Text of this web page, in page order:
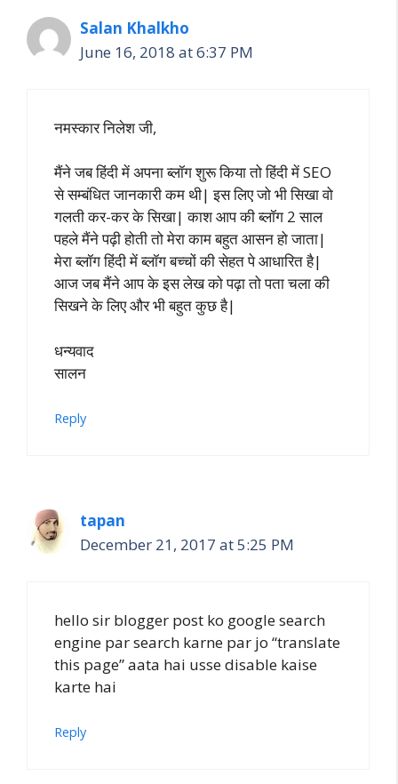
Salan Khalkho
June 16, 2018 at 6:37 PM
नमस्कार निलेश जी,
मैंने जब हिंदी में अपना ब्लॉग शुरू किया तो हिंदी में SEO
से सम्बंधित जानकारी कम थी| इस लिए जो भी सिखा वो
गलती कर-कर के सिखा| काश आप की ब्लॉग 2 साल
पहले मैंने पढ़ी होती तो मेरा काम बहुत आसन हो जाता|
मेरा ब्लॉग हिंदी में ब्लॉग बच्चों की सेहत पे आधारित है|
आज जब मैंने आप के इस लेख को पढ़ा तो पता चला की
सिखने के लिए और भी बहुत कुछ है|
धन्यवाद
सालन
Reply
tapan
December 21, 2017 at 5:25 PM
hello sir blogger post ko google search
engine par search karne par jo “translate
this page” aata hai usse disable kaise
karte hai
Reply